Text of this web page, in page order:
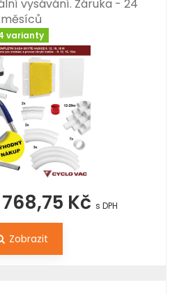
vysávání. Záruka - 24
měsíců
varianty
Kč s DPH
Zobrazit